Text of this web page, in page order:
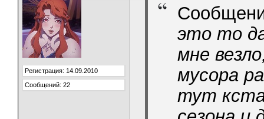
Регистрация: 14.09.2010
Сообщений: 22
это то
мне
мусора
тут